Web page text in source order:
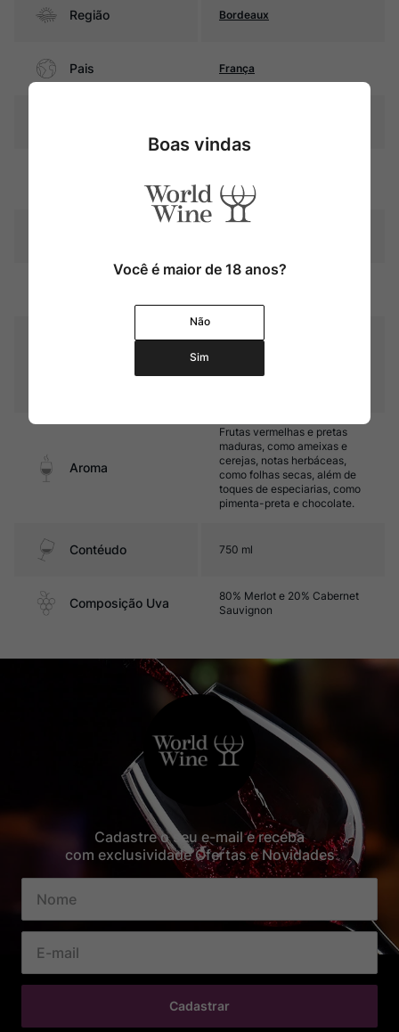
Região Bordeaux
Pais França
Médio corpo, com taninos
vermelhas e pretas maduras
Aroma
Frutas vermelhas e pretas
maduras, como ameixas e
cerejas, notas herbáceas,
como folhas secas, além de
toques de especiarias, como
pimenta-preta e chocolate.
Contéudo 750 ml
Composição Uva
80% Merlot e 20% Cabernet
Sauvignon
Cadastre o seu e-mail e receba
com exclusividade Ofertas e Novidades
Cadastrar
Boas vindas
Você é maior de 18 anos?
Não
Sim